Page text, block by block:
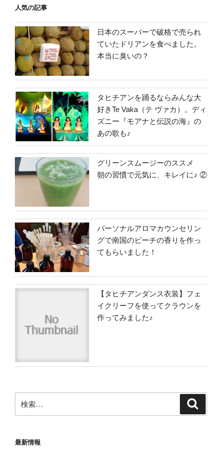
人気の記事
日本のスーパーで破格で売られ
ていたドリアンを食べました。
本当に臭いの？
タヒチアンを踊るならみんな大
好きTe Vaka（テ ヴァカ）。ディ
ズニー『モアナと伝説の海』の
あの歌も♪
グリーンスムージーのススメ
朝の習慣で元気に、キレイに♪ ②
パーソナルアロマカウンセリン
グで南国のビーチの香りを作っ
てもらいました！
【タヒチアンダンス衣装】フェ
イクリーフを使ってクラウンを
作ってみました♪
索:
最新情報